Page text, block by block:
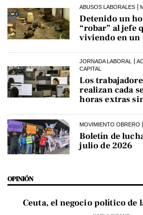
ABUSOS LABORALES
Detenido un
“robar” al jefe
viviendo en un
JORNADA LABORAL
CAPITAL
Los
realizan cada
horas extras
MOVIMIENTO OBRERO
Boletín de
julio de 2026
OPINIÓN
Ceuta, el negocio político de